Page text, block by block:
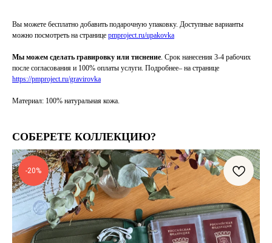
Вы можете бесплатно добавить подарочную упаковку. Доступные варианты
можно посмотреть на странице pmproject.ru/upakovka
Мы можем сделать гравировку или тиснение. Срок нанесения 3-4 рабочих
после согласования и 100% оплаты услуги. Подробнее– на странице
https://pmproject.ru/gravirovka
Материал: 100% натуральная кожа.
СОБЕРЕТЕ КОЛЛЕКЦИЮ?
-20%